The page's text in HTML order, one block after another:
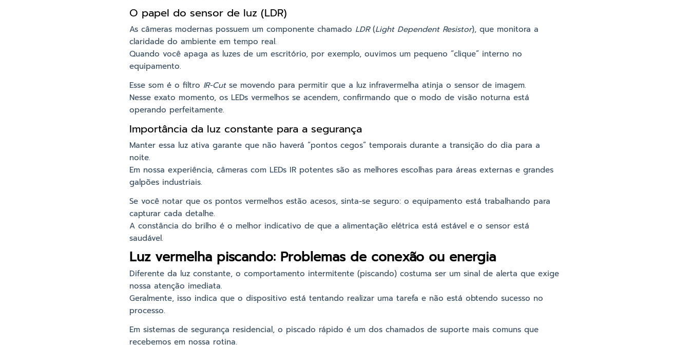
O papel do sensor de luz (LDR)
As câmeras modernas possuem um componente chamado LDR(Light Dependent Resistor), que monitora a
claridade do ambiente em tempo real.
Quando você apaga as luzes de um escritório, por exemplo, ouvimos um pequeno “clique” interno no
equipamento.
Esse som é o filtro IR-Cutse movendo para permitir que a luz infravermelha atinja o sensor de imagem.
Nesse exato momento, os LEDs vermelhos se acendem, confirmando que o modo de visão noturna está
operando perfeitamente.
Importância da luz constante para a segurança
Manter essa luz ativa garante que não haverá “pontos cegos” temporais durante a transição do dia para a
noite.
Em nossa experiência, câmeras com LEDs IR potentes são as melhores escolhas para áreas externas e grandes
galpões industriais.
Se você notar que os pontos vermelhos estão acesos, sinta-se seguro: o equipamento está trabalhando para
capturar cada detalhe.
A constância do brilho é o melhor indicativo de que a alimentação elétrica está estável e o sensor está
saudável.
Luz vermelha piscando: Problemas de conexão ou energia
Diferente da luz constante, o comportamento intermitente (piscando) costuma ser um sinal de alerta que exige
nossa atenção imediata.
Geralmente, isso indica que o dispositivo está tentando realizar uma tarefa e não está obtendo sucesso no
processo.
Em sistemas de segurança residencial, o piscado rápido é um dos chamados de suporte mais comuns que
recebemos em nossa rotina.